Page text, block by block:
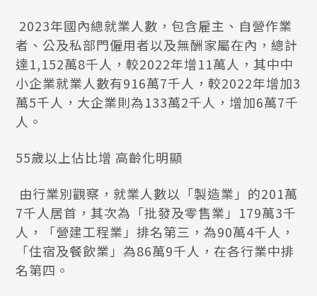
2023年國內總就業人數，包含雇主、自營作業
者、公及私部門僱用者以及無酬家屬在內，總計
達1,152萬8千人，較2022年增11萬人，其中中
小企業就業人數有916萬7千人，較2022年增加3
萬5千人，大企業則為133萬2千人，增加6萬7千
人。
55歲以上佔比增 高齡化明顯
由行業別觀察，就業人數以「製造業」的201萬
7千人居首，其次為「批發及零售業」179萬3千
人，「營建工程業」排名第三，為90萬4千人，
「住宿及餐飲業」為86萬9千人，在各行業中排
名第四。